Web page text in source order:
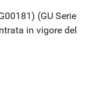
(GU Serie
in vigore del